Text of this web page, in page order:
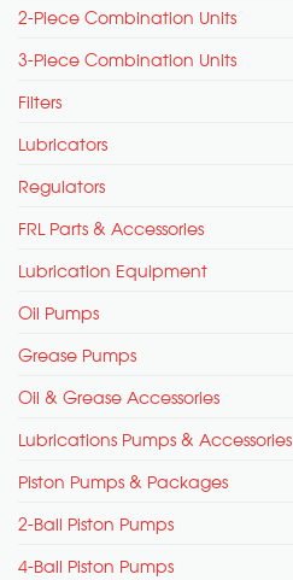
2-Piece Combination Units
3-Piece Combination Units
Filters
Lubricators
Regulators
FRL Parts & Accessories
Lubrication Equipment
Oil Pumps
Grease Pumps
Oil & Grease Accessories
Lubrications Pumps & Accessories
Piston Pumps & Packages
2-Ball Piston Pumps
4-Ball Piston Pumps